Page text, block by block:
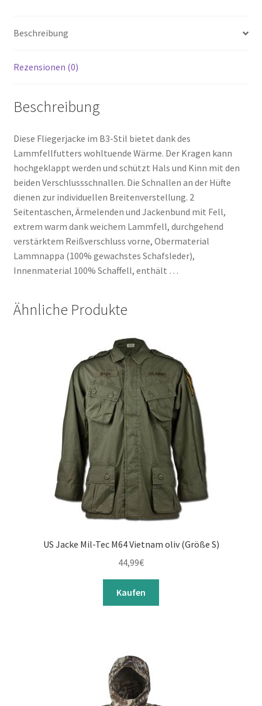
Beschreibung
Rezensionen (0)
Beschreibung
Diese Fliegerjacke im B3-Stil bietet dank des
Lammfellfutters wohltuende Wärme. Der Kragen kann
hochgeklappt werden und schützt Hals und Kinn mit den
beiden Verschlussschnallen. Die Schnallen an der Hüfte
dienen zur individuellen Breitenverstellung. 2
Seitentaschen, Ärmelenden und Jackenbund mit Fell,
extrem warm dank weichem Lammfell, durchgehend
verstärktem Reißverschluss vorne, Obermaterial
Lammnappa (100% gewachstes Schafsleder),
Innenmaterial 100% Schaffell, enthält …
Ähnliche Produkte
US Jacke Mil-Tec M64 Vietnam oliv (Größe S)
44,99€
Kaufen